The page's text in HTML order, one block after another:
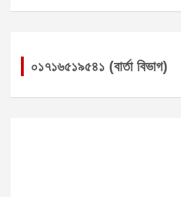
০১৭১৬৫১৯৫৪১ (বার্তা বিভাগ)